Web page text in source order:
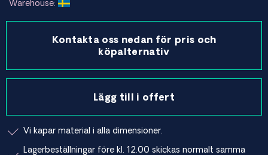
Warehouse:
Kontakta oss nedan för pris och
köpalternativ
Lägg till i offert
Vi kapar material i alla dimensioner.
Lagerbeställningar före kl. 12.00 skickas normalt samma